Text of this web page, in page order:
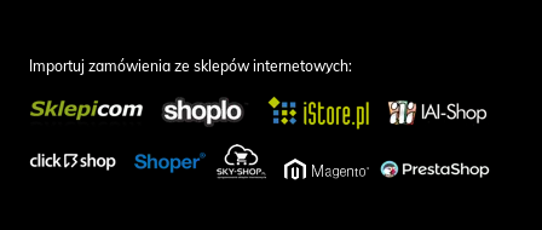
Importuj zamówienia ze sklepów internetowych: